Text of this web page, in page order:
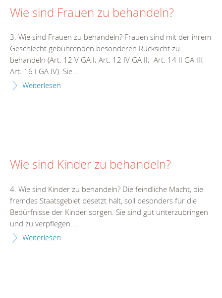
Wie sind Frauen zu behandeln?
3. Wie sind Frauen zu behandeln? Frauen sind mit der ihrem
Geschlecht gebührenden besonderen Rücksicht zu
behandeln (Art. 12 V GA I; Art. 12 IV GA II; Art. 14 II GA III;
Art. 16 I GA IV). Sie...
Weiterlesen
Wie sind Kinder zu behandeln?
4. Wie sind Kinder zu behandeln? Die feindliche Macht, die
fremdes Staatsgebiet besetzt hält, soll besonders für die
Bedürfnisse der Kinder sorgen. Sie sind gut unterzubringen
und zu verpflegen....
Weiterlesen